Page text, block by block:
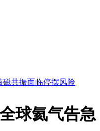
磁共振面临停摆风险
球氦气告